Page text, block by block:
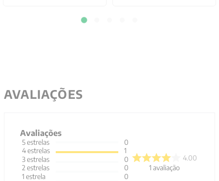
AVALIAÇÕES
Avaliações
5estrelas
4estrelas
3estrelas
2 estrelas
1 estrela
0
1
0
0
0
4.00
1avaliação